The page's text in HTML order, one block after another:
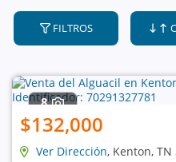
FILTROS
8
$132,000
Ver Dirección, Kenton, TN